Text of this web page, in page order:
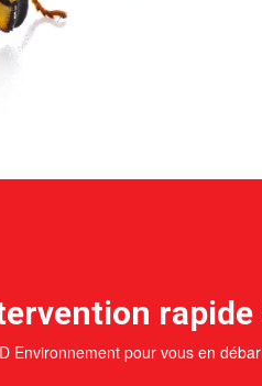
rapide
Environnement pour vous en